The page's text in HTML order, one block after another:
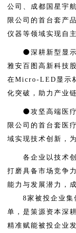
公司、成都国星宇
限公司的首台套产
仪器等领域实现自
⚫深耕新型显
雅安百图高新科技
在Micro-LED显示
化突破，助力产业
⚫攻坚高端医
限公司的首台套医
域实现技术创新，
各企业以技术
打磨具备市场竞争
能力与发展潜力，
8家被投企业集
单，是策源资本深
精准赋能被投企业